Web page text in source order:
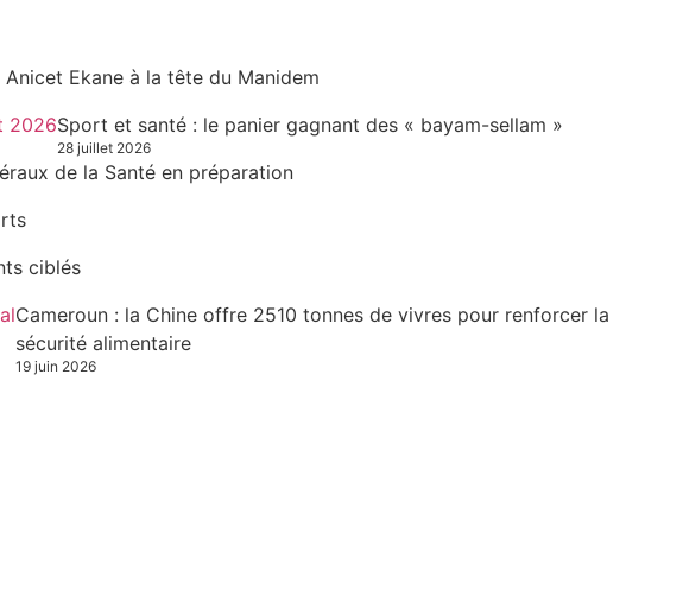
Ekane à la tête du Manidem
Sport et santé : le panier gagnant des « bayam-sellam »
28 juillet 2026
de la Santé en préparation
ciblés
Cameroun : la Chine offre 2510 tonnes de vivres pour renforcer la
sécurité alimentaire
19 juin 2026